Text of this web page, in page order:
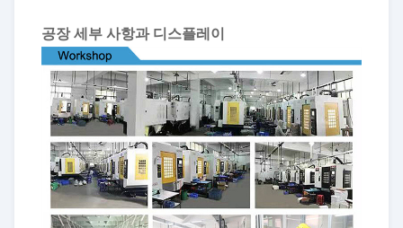
공장 세부 사항과 디스플레이